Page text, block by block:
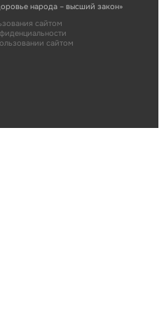
народа – высший закон»
сайтом
сайтом